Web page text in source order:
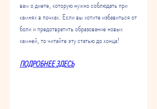
вам о диете, которую нужно соблюдать при
камнях в почках. Если вы хотите избавиться от
боли и предотвратить образование новых
камней, то читайте эту статью до конца!
ПОДРОБНЕЕ ЗДЕСЬ